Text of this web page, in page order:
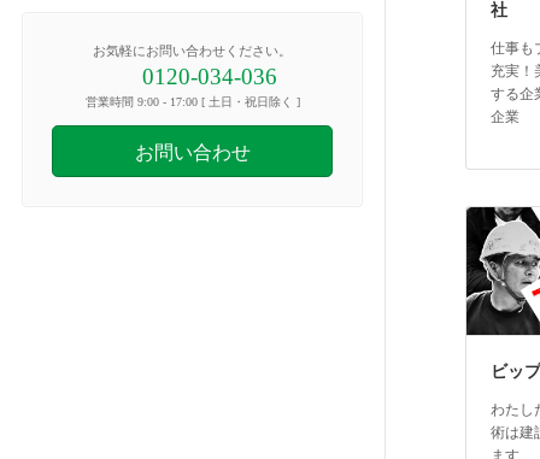
お気軽にお問い合わせください。
0120-034-036
営業時間 9:00 - 17:00 [ 土日・祝日除く ]
お問い合わせ
社
仕事も
充実！
する企
企業
ビッ
わたし
術は建
ます